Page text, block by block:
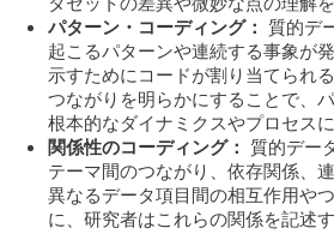
パターン・コーディング： 質的デ
起こるパターンや連続する事象が
示すためにコードが割り当てられ
つながりを明らかにすることで、
根本的なダイナミクスやプロセスに
関係性のコーディング： 質的デー
テーマ間のつながり、依存関係、
異なるデータ項目間の相互作用や
に、研究者はこれらの関係を記述